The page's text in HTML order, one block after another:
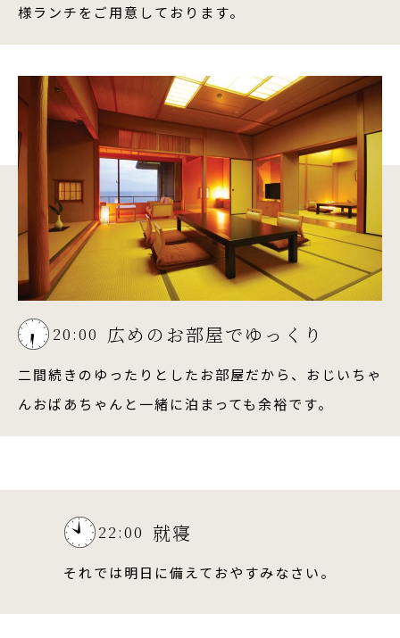
様ランチをご用意しております。
20:00 広めのお部屋でゆっくり
二間続きのゆったりとしたお部屋だから、おじいちゃ
んおばあちゃんと一緒に泊まっても余裕です。
22:00 就寝
それでは明日に備えておやすみなさい。